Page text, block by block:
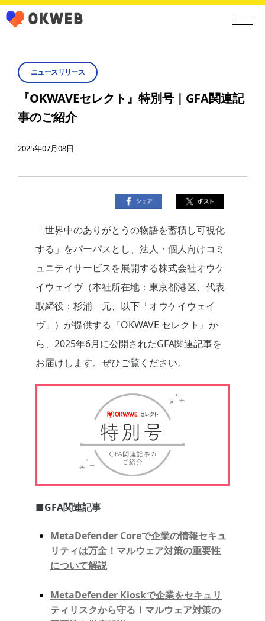
ニュースリリース
『OKWAVEセレクト』特別号｜GFA関連記
事のご紹介
2025年07月08日
「世界中のありがとうの物語を蓄積し可視化
する」をパーパスとし、法人・個人向けコミ
ュニティサービスを展開する株式会社オウケ
イウェイヴ（本社所在地：東京都港区、代表
取締役：杉浦 元、以下「オウケイウェイ
ヴ」）が提供する『OKWAVE セレクト』か
ら、2025年6月に公開されたGFA関連記事を
お届けします。ぜひご覧ください。
■GFA関連記事
MetaDefender Coreで企業の情報セキュ
リティは万全！マルウェア対策の重要性
について解説
MetaDefender Kioskで企業をセキュリ
ティリスクから守る！マルウェア対策の